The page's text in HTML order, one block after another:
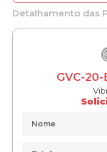
Detalhamento das
GVC-